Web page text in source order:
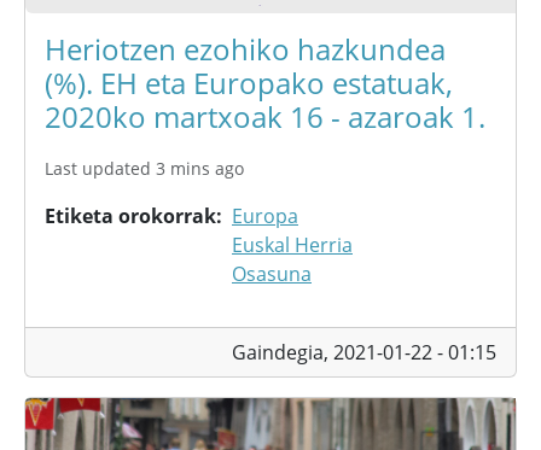
Heriotzen ezohiko hazkundea
(%). EH eta Europako estatuak,
2020ko martxoak 16 - azaroak 1.
Last updated 3 mins ago
Etiketa orokorrak
Europa
Euskal Herria
Osasuna
Gaindegia, 2021-01-22 - 01:15